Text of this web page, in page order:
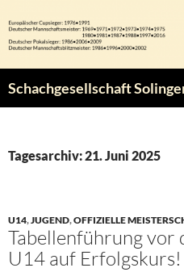
Inhalt
springen
Schachgesellschaft
Tagesarchiv: 21. Juni 2025
U14,JUGEND,OFFIZIELLE
Tabellenführung vor
U14 auf Erfolgskurs!